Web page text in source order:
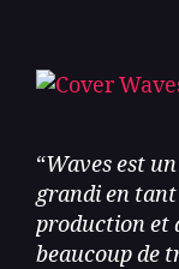
“Waves est
grandi en tant
production et
beaucoup de